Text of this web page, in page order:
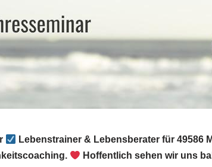
Lebenstrainer & Lebensberater für
Hoffentlich sehen wir uns